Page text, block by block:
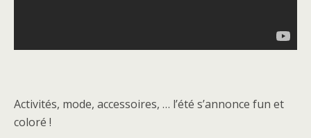
Activités, mode, accessoires, … l’été s’annonce fun et
coloré !